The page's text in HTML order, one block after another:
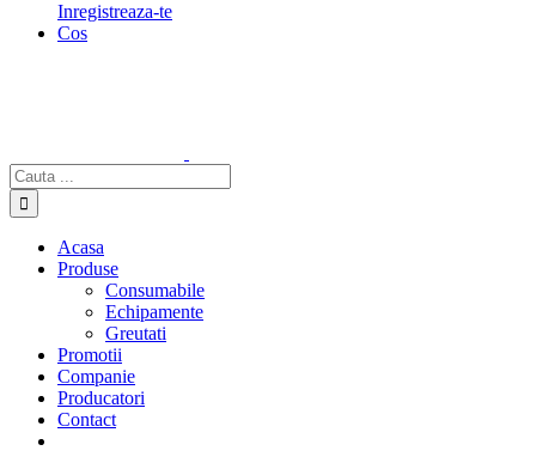
Inregistreaza-te
Cos
Cautare...
Acasa
Produse
Consumabile
Echipamente
Greutati
Promotii
Companie
Producatori
Contact